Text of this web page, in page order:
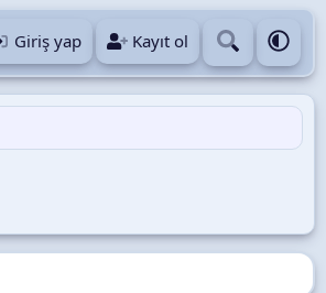
Giriş yap Kayıt ol